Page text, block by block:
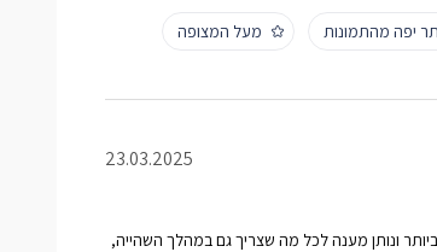
יפה מהתמונות מעל המצופה
23.03.2025
ונותן מענה לכל מה שצריך גם במהלך השהייה,